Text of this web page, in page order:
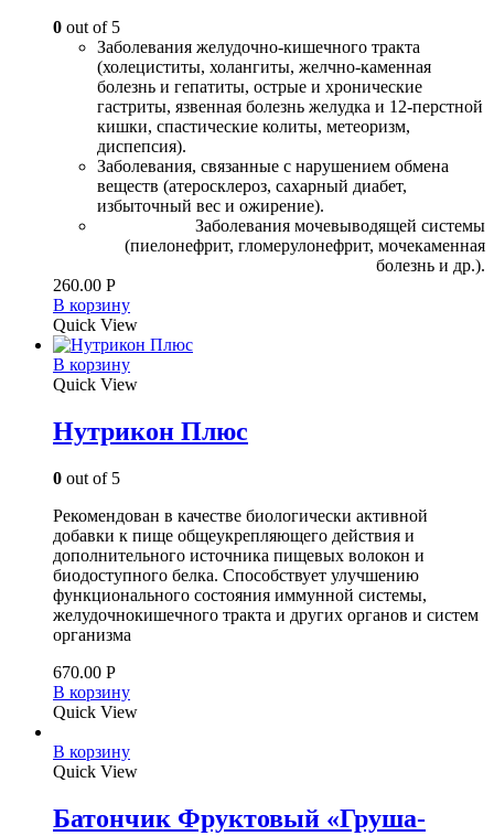
0 out of 5
Заболевания желудочно-кишечного тракта
(холециститы, холангиты, желчно-каменная
болезнь и гепатиты, острые и хронические
гастриты, язвенная болезнь желудка и 12-перстной
кишки, спастические колиты, метеоризм,
диспепсия).
Заболевания, связанные с нарушением обмена
веществ (атеросклероз, сахарный диабет,
избыточный вес и ожирение).
Заболевания мочевыводящей системы
(пиелонефрит, гломерулонефрит, мочекаменная
болезнь и др.).
260.00 Р
В корзину
Quick View
В корзину
Quick View
Нутрикон Плюс
0 out of 5
Рекомендован в качестве биологически активной
добавки к пище общеукрепляющего действия и
дополнительного источника пищевых волокон и
биодоступного белка. Способствует улучшению
функционального состояния иммунной системы,
желудочно­кишечного тракта и других органов и систем
организма
670.00 Р
В корзину
Quick View
В корзину
Quick View
Батончик Фруктовый «Груша-